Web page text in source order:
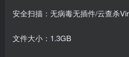
安全扫描：无病毒无插件/云查杀
文件大小：1.3GB